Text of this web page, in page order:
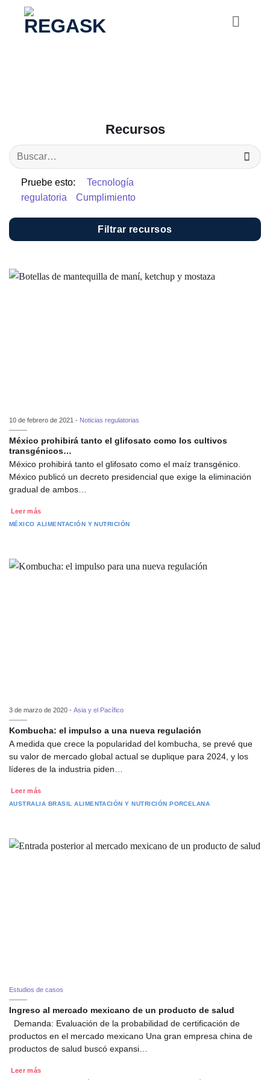
Saltar
Recursos
Pruebe esto:
Tecnología
regulatoria
Cumplimiento
Filtrar recursos
10 de febrero de 2021 - Noticias regulatorias
México prohibirá tanto el glifosato como los cultivos
transgénicos…
México prohibirá tanto el glifosato como el maíz transgénico.
México publicó un decreto presidencial que exige la eliminación
gradual de ambos…
Leer más
MÉXICO ALIMENTACIÓN Y NUTRICIÓN
3 de marzo de 2020 - Asia y el Pacífico
Kombucha: el impulso a una nueva regulación
A medida que crece la popularidad del kombucha, se prevé que
su valor de mercado global actual se duplique para 2024, y los
líderes de la industria piden…
Leer más
AUSTRALIA BRASIL ALIMENTACIÓN Y NUTRICIÓN PORCELANA
Estudios de casos
Ingreso al mercado mexicano de un producto de salud
Demanda: Evaluación de la probabilidad de certificación de
productos en el mercado mexicano Una gran empresa china de
productos de salud buscó expansi…
Leer más